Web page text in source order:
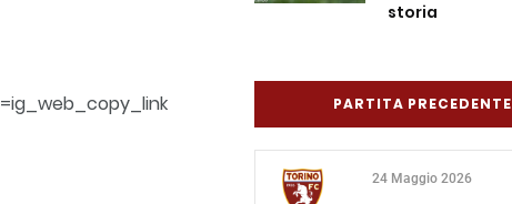
storia
PARTITA PRECEDENTE
24 Maggio 2026